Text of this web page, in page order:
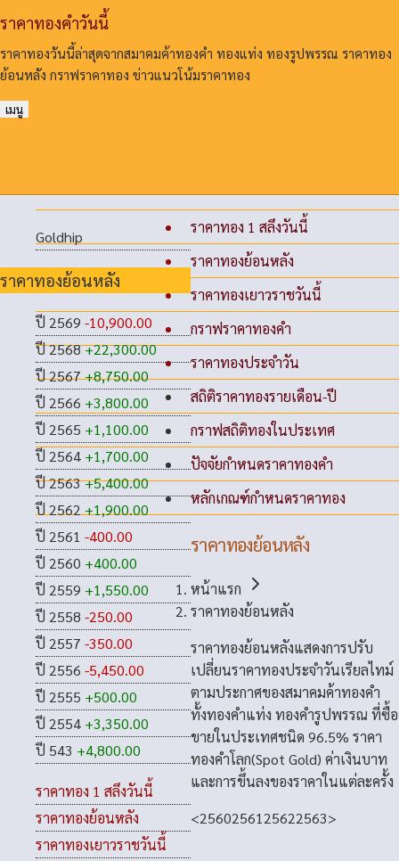
ราคาทองคําวันนี้
ราคาทองวันนี้ล่าสุดจากสมาคมค้าทองคํา ทองแท่ง ทองรูปพรรณ ราคาทอง
ย้อนหลัง กราฟราคาทอง ข่าวแนวโน้มราคาทอง
เมนู
Goldhip
ราคาทองย้อนหลัง
ปี 2569 -10,900.00
ปี 2568+22,300.00
ปี 2567+8,750.00
ปี 2566 +3,800.00
ปี 2565 +1,100.00
ปี 2564 +1,700.00
ปี 2563+5,400.00
ปี 2562+1,900.00
ปี 2561 -400.00
ปี 2560 +400.00
ปี 2559 +1,550.00
ปี 2558 -250.00
ปี 2557 -350.00
ปี 2556 -5,450.00
ปี 2555 +500.00
ปี 2554 +3,350.00
ปี 543 +4,800.00
ราคาทอง 1 สลึงวันนี้
ราคาทองย้อนหลัง
ราคาทองเยาวราชวันนี้
ราคาทอง 1 สลึงวันนี้
ราคาทองย้อนหลัง
ราคาทองเยาวราชวันนี้
กราฟราคาทองคำ
ราคาทองประจำวัน
สถิติราคาทองรายเดือน-ปี
กราฟสถิติทองในประเทศ
ปัจจัยกำหนดราคาทองคำ
หลักเกณฑ์กำหนดราคาทอง
ราคาทองย้อนหลัง
หน้าแรก
ราคาทองย้อนหลัง
ราคาทองย้อนหลังแสดงการปรับ
เปลี่ยนราคาทองประจำวันเรียลไทม์
ตามประกาศของสมาคมค้าทองคำ
ทั้งทองคำแท่ง ทองคำรูปพรรณ ที่ซื้อ
ขายในประเทศชนิด 96.5% ราคา
ทองคำโลก(Spot Gold) ค่าเงินบาท
และการขึ้นลงของราคาในแต่ละครั้ง
<25602561 25622563>